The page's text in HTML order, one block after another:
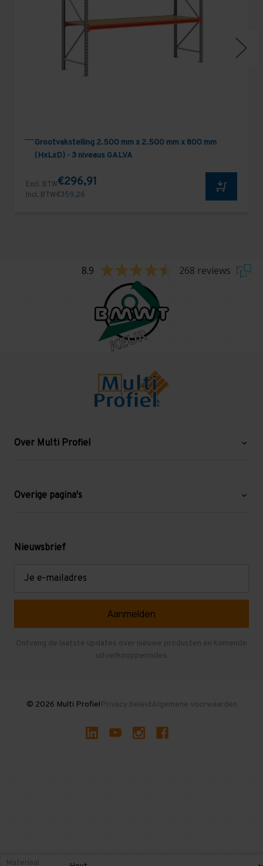
Grootvakstelling 2.500 mm x 2.500 mm x 800 mm
(HxLxD) - 3 niveaus GALVA
Excl. BTW€296,91
Incl. BTW€359,26
8.9 268 reviews
Over Multi Profiel
Blog
Levering en afhalen
Overige pagina's
Mezzanine
Gebruikte entresolvloeren
Nieuwsbrief
Ontvang de laatste updates over nieuwe producten en komende
uitverkoopperiodes
© 2026 Multi ProfielPrivacy beleidAlgemene voorwaarden
Materiaal